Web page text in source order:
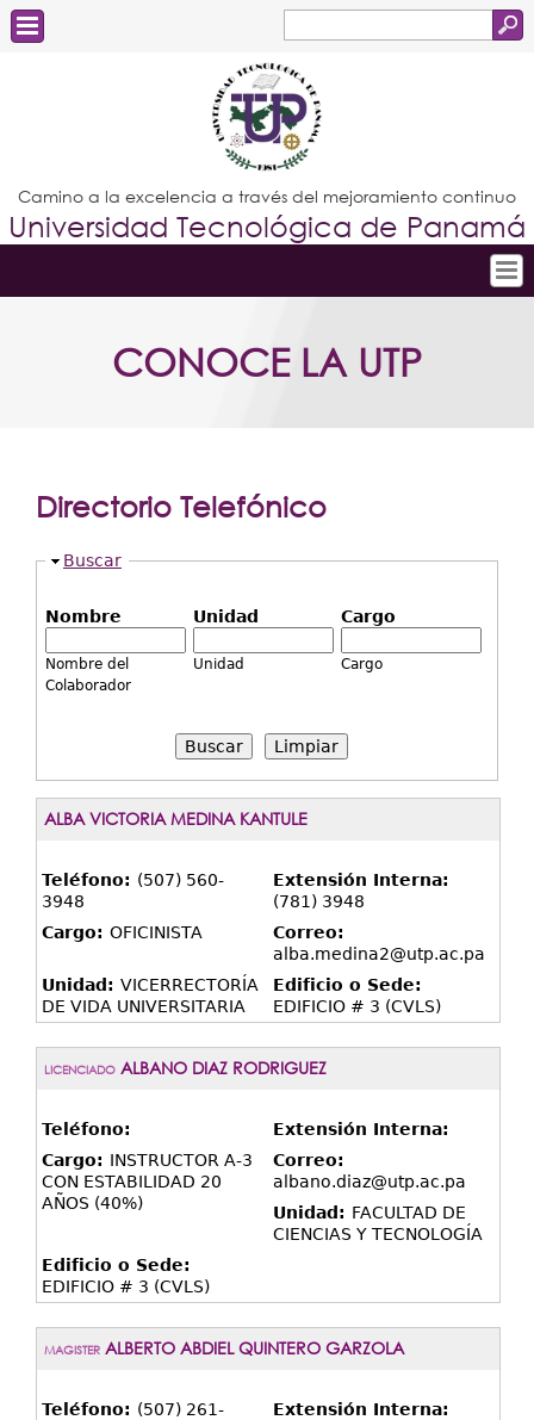
de
búsqueda
Estudiantes
Docentes
Administrativos
Graduados
Camino a la excelencia a través del mejoramiento continuo
Universidad Tecnológica de Panamá
Conoce la UTP
Postgrados
Centros Regionales
Servicios
Transparencia
CONOCE LA UTP
Directorio Telefónico
Ocultar
Buscar
Nombre
Nombre del
Colaborador
Unidad
Unidad
Cargo
Cargo
Limpiar
ALBA VICTORIA MEDINA KANTULE
Teléfono: (507) 560-
3948
Extensión Interna:
(781) 3948
Cargo: OFICINISTA
Correo:
alba.medina2@utp.ac.pa
Unidad: VICERRECTORÍA
DE VIDA UNIVERSITARIA
Edificio o Sede:
EDIFICIO # 3 (CVLS)
LICENCIADO ALBANO DIAZ RODRIGUEZ
Teléfono:
Extensión Interna:
Cargo: INSTRUCTOR A-3
CON ESTABILIDAD 20
AÑOS (40%)
Correo:
albano.diaz@utp.ac.pa
Unidad: FACULTAD DE
CIENCIAS Y TECNOLOGÍA
Edificio o Sede:
EDIFICIO # 3 (CVLS)
MAGISTER ALBERTO ABDIEL QUINTERO GARZOLA
Teléfono: (507) 261-
Extensión Interna: